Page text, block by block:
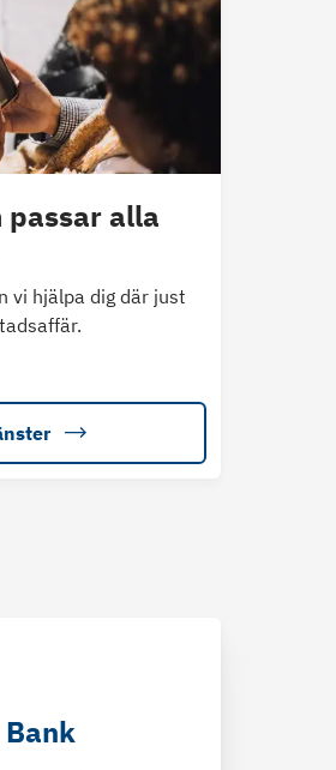
passar alla
vi hjälpa dig där just